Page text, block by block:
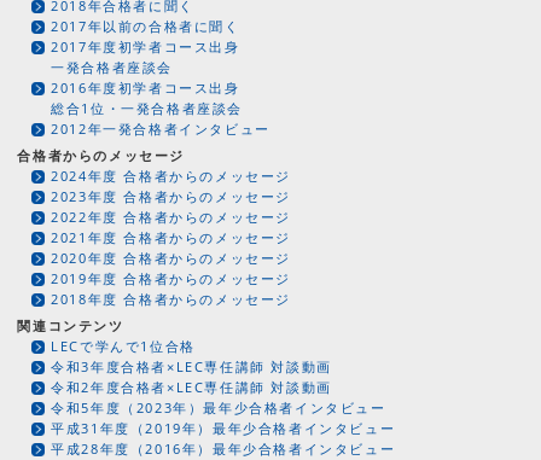
2018年合格者に聞く
2017年以前の合格者に聞く
2017年度初学者コース出身
一発合格者座談会
2016年度初学者コース出身
総合1位・一発合格者座談会
2012年一発合格者インタビュー
合格者からのメッセージ
2024年度 合格者からのメッセージ
2023年度 合格者からのメッセージ
2022年度 合格者からのメッセージ
2021年度 合格者からのメッセージ
2020年度 合格者からのメッセージ
2019年度 合格者からのメッセージ
2018年度 合格者からのメッセージ
関連コンテンツ
LECで学んで1位合格
令和3年度合格者×LEC専任講師 対談動画
令和2年度合格者×LEC専任講師 対談動画
令和5年度（2023年）最年少合格者インタビュー
平成31年度（2019年）最年少合格者インタビュー
平成28年度（2016年）最年少合格者インタビュー